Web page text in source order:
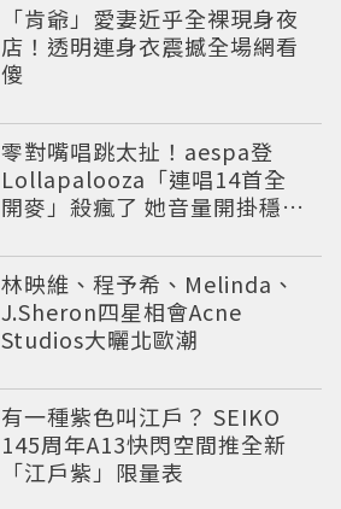
「肯爺」愛妻近乎全裸現身夜
店！透明連身衣震撼全場網看
傻
零對嘴唱跳太扯！aespa登
Lollapalooza「連唱14首全
開麥」殺瘋了 她音量開掛穩到
林映維、程予希、Melinda、
J.Sheron四星相會Acne
Studios大曬北歐潮
有一種紫色叫江戶？ SEIKO
145周年A13快閃空間推全新
「江戶紫」限量表